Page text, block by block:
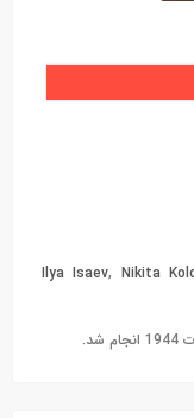
Ilya Isaev, Nikita